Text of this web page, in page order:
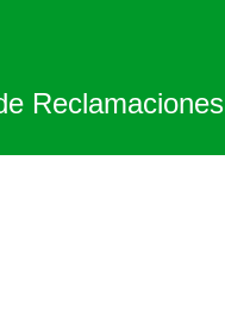
Reclamaciones